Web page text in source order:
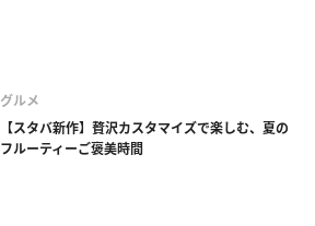
グルメ
【スタバ新作】贅沢カスタマイズで楽しむ、夏の
フルーティーご褒美時間